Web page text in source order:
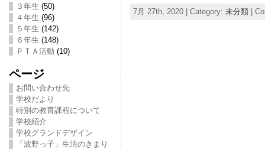
３年生 (50)
４年生 (96)
５年生 (142)
６年生 (148)
ＰＴＡ活動 (10)
ページ
お問い合わせ先
学校だより
特別の教育課程について
学校紹介
学校グランドデザイン
「波野っ子」生活のきまり
7月 27th, 2020 | Category: 未分類|